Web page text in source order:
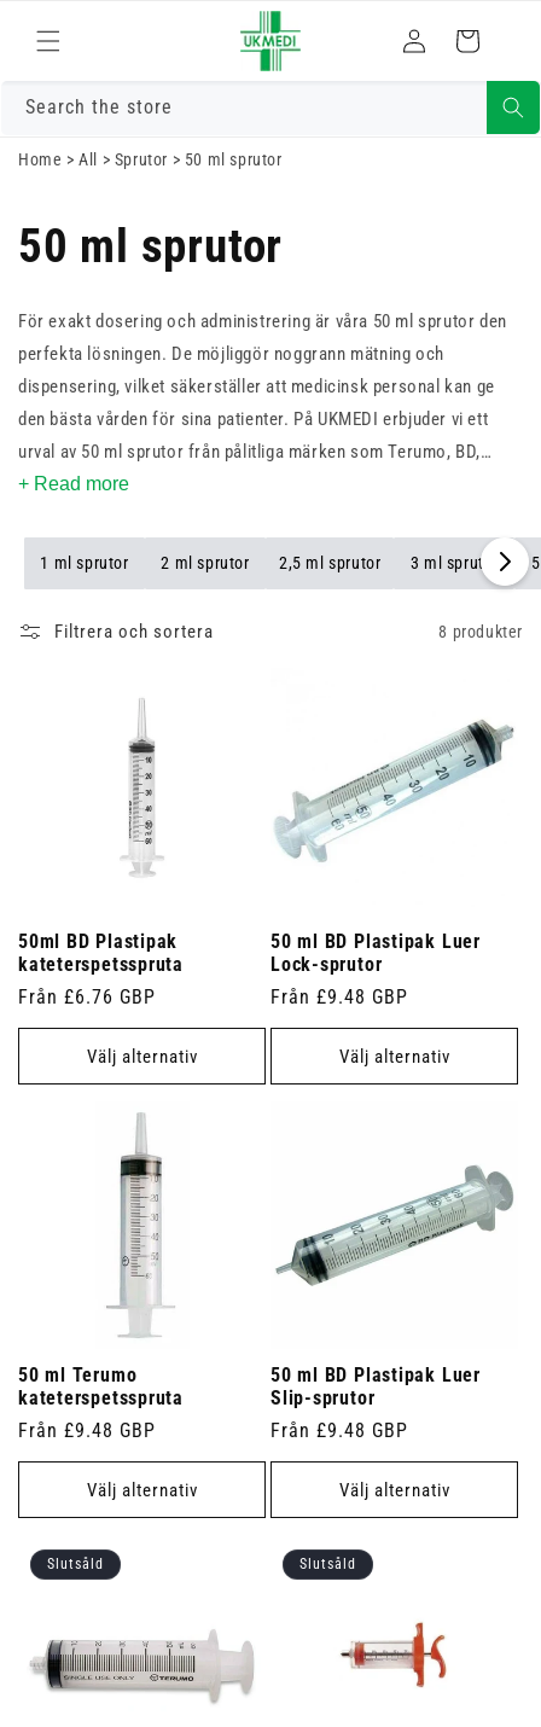
innehåll
in
Varukorg
Search the store
Home >All > Sprutor > 50 ml sprutor
50 ml sprutor
För exakt dosering och administrering är våra 50 ml sprutor den
perfekta lösningen. De möjliggör noggrann mätning och
dispensering, vilket säkerställer att medicinsk personal kan ge
den bästa vården för sina patienter. På UKMEDI erbjuder vi ett
urval av 50 ml sprutor från pålitliga märken som Terumo, BD,
Nevershare och Braun. Med vår enkla onlinebeställning och
+ Read more
1 ml sprutor 2 ml sprutor 2,5 ml sprutor 3 ml sprutor
Filtrera och sortera 8 produkter
50ml BD Plastipak
kateterspetsspruta
Ordinarie
pris
Från £6.76 GBP
Välj alternativ
50 ml BD Plastipak Luer
Lock-sprutor
Ordinarie
pris
Från £9.48 GBP
Välj alternativ
50 ml Terumo
kateterspetsspruta
Ordinarie
pris
Från £9.48 GBP
Välj alternativ
50 ml BD Plastipak Luer
Slip-sprutor
Ordinarie
pris
Från £9.48 GBP
Välj alternativ
Slutsåld Slutsåld